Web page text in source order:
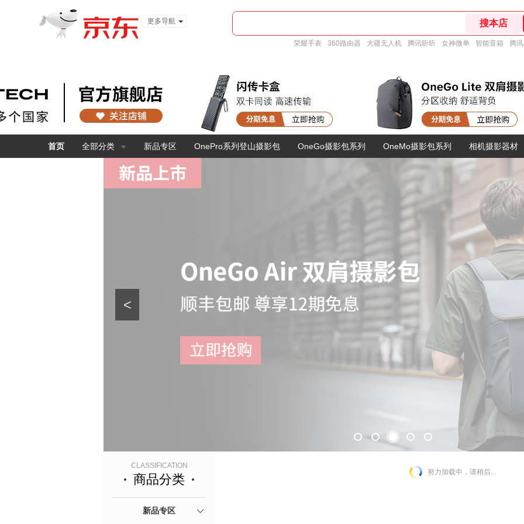
更多导航
荣耀手表 360路由器 大疆无人机 腾讯听听 女神微单 智能音箱 腾
首页 全部分类 新品专区 OnePro系列登山摄影包 OneGo摄影包系列 OneMo摄影包系列 相机摄影器材
<
CLASSIFICATION
商品分类
新品专区
努力加载中，请稍后...